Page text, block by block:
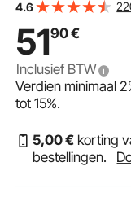
4.6
5190€
Inclusief BTW
Verdien minimaal
tot15%.
5,00€ korting
bestellingen.